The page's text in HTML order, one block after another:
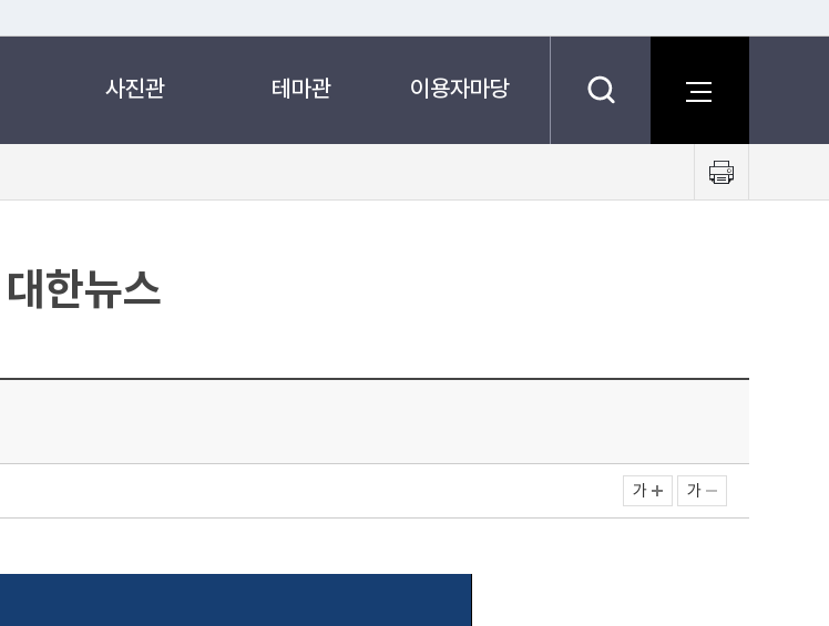
사진관 테마관 이용자마당
트
대한뉴스
가 가